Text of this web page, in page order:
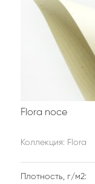
Flora noce
Коллекция: Flora
Плотность, г/м2: